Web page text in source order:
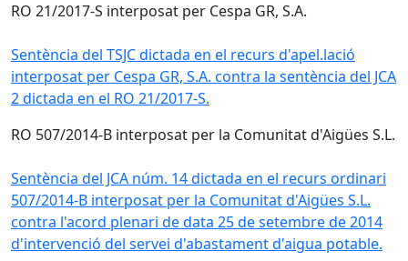
RO 21/2017-S interposat per Cespa GR, S.A.
Sentència del TSJC dictada en el recurs d'apel.lació
interposat per Cespa GR, S.A. contra la sentència del JCA
2 dictada en el RO 21/2017-S.
RO 507/2014-B interposat per la Comunitat d'Aigües S.L.
Sentència del JCA núm. 14 dictada en el recurs ordinari
507/2014-B interposat per la Comunitat d'Aigües S.L.
contra l'acord plenari de data 25 de setembre de 2014
d'intervenció del servei d'abastament d'aigua potable.